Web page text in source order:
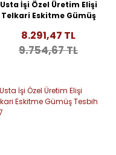
Usta İşi Özel Üretim Elişi
Telkari Eskitme Gümüş
8.291,47 TL
9.754,67 TL